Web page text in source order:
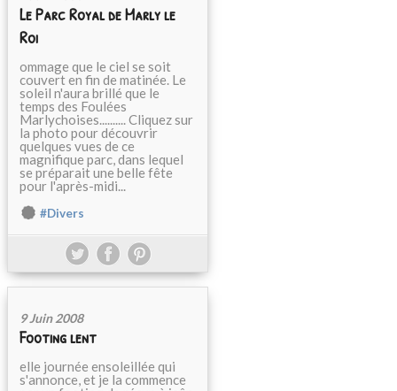
Le Parc Royal de Marly le
Roi
ommage que le ciel se soit
couvert en fin de matinée. Le
soleil n'aura brillé que le
temps des Foulées
Marlychoises.......... Cliquez sur
la photo pour découvrir
quelques vues de ce
magnifique parc, dans lequel
se préparait une belle fête
pour l'après-midi...
#Divers
9 Juin 2008
Footing lent
elle journée ensoleillée qui
s'annonce, et je la commence